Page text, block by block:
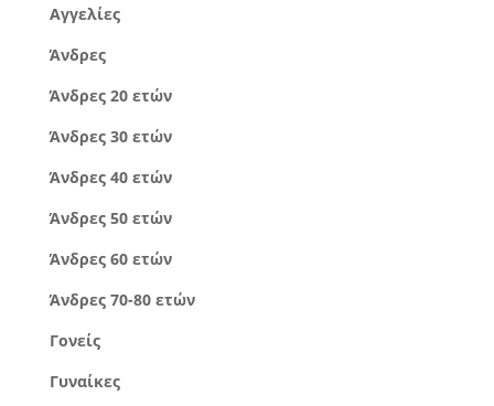
Αγγελίες
Άνδρες
Άνδρες 20 ετών
Άνδρες 30 ετών
Άνδρες 40 ετών
Άνδρες 50 ετών
Άνδρες 60 ετών
Άνδρες 70-80 ετών
Γονείς
Γυναίκες